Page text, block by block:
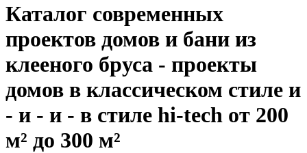
Каталог современных
проектов домов и бани из
клееного бруса - проекты
домов в классическом стиле и
- и - и - в стиле hi-tech от 200
м² до 300 м²